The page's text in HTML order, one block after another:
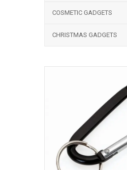
COSMETIC GADGETS
CHRISTMAS GADGETS